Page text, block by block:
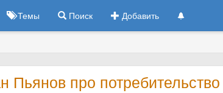
Темы Поиск Добавить
Пьянов про потребительство